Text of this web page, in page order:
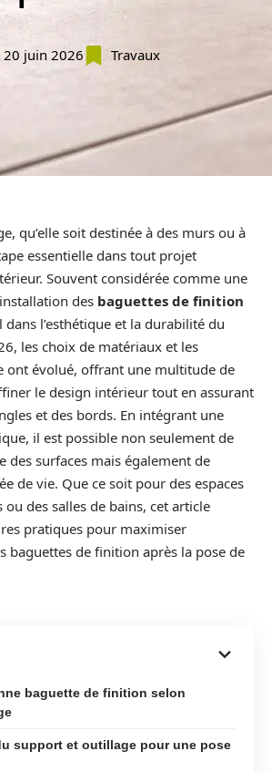
20 juin 2026 Travaux
qu’elle soit destinée à des murs ou à
essentielle dans tout projet
Souvent considérée comme une
des baguettes de finition
l’esthétique et la durabilité du
les choix de matériaux et les
ont évolué, offrant une multitude de
le design intérieur tout en assurant
et des bords. En intégrant une
il est possible non seulement de
des surfaces mais également de
de vie. Que ce soit pour des espaces
ou des salles de bains, cet article
pratiques pour maximiser
baguettes de finition après la pose de
baguette de finition selon
support et outillage pour une pose